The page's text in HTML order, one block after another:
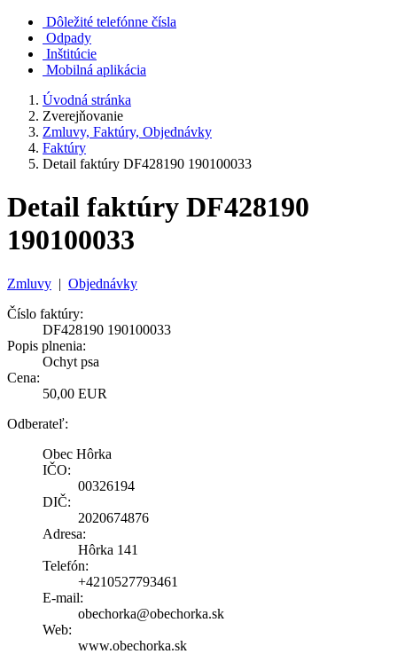
Dôležité telefónne čísla
Odpady
Inštitúcie
Mobilná aplikácia
Úvodná stránka
Zverejňovanie
Zmluvy, Faktúry, Objednávky
Faktúry
Detail faktúry DF428190 190100033
Detail faktúry DF428190
190100033
Zmluvy | Objednávky
Číslo faktúry:
DF428190 190100033
Popis plnenia:
Ochyt psa
Cena:
50,00 EUR
Odberateľ:
Obec Hôrka
IČO:
00326194
DIČ:
2020674876
Adresa:
Hôrka 141
Telefón:
+4210527793461
E-mail:
obechorka@obechorka.sk
Web:
www.obechorka.sk